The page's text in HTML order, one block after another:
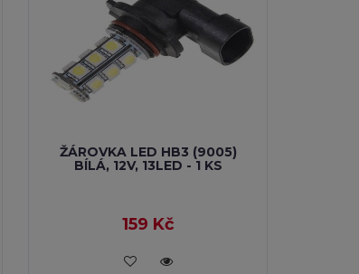
ŽÁROVKA LED HB3 (9005)
BÍLÁ, 12V, 13LED - 1 KS
159 Kč
VLOŽIT DO KOŠÍKU